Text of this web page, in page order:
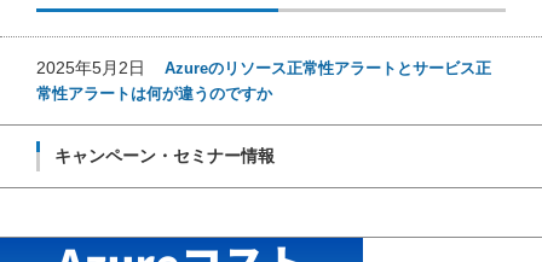
2025年5月2日 Azureのリソース正常性アラートとサービス正
常性アラートは何が違うのですか
キャンペーン・セミナー情報